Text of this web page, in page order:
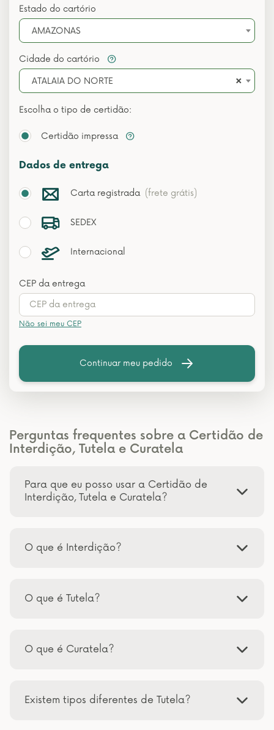
Estado do cartório
AMAZONAS
Cidade do cartório
×
ATALAIA DO NORTE
Escolha o tipo de certidão:
Certidão impressa
Dados de entrega
Carta registrada (frete grátis)
SEDEX
Internacional
CEP da entrega
Não sei meu CEP
Continuar meu pedido
Perguntas frequentes sobre a Certidão de
Interdição, Tutela e Curatela
Para que eu posso usar a Certidão de
Interdição, Tutela e Curatela?
O que é Interdição?
O que é Tutela?
O que é Curatela?
Existem tipos diferentes de Tutela?